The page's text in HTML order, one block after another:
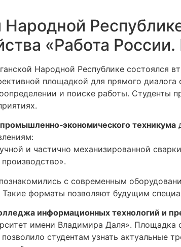
Народной
«Работа
Народной Республике состоялся
площадкой для прямого
и поиске работы. Студенты
техникума
и частично механизированной
с современным
Такие форматы позволяют будущим
информационных технологий и
имени Владимира Даля». Площадка
студентам узнать актуальные